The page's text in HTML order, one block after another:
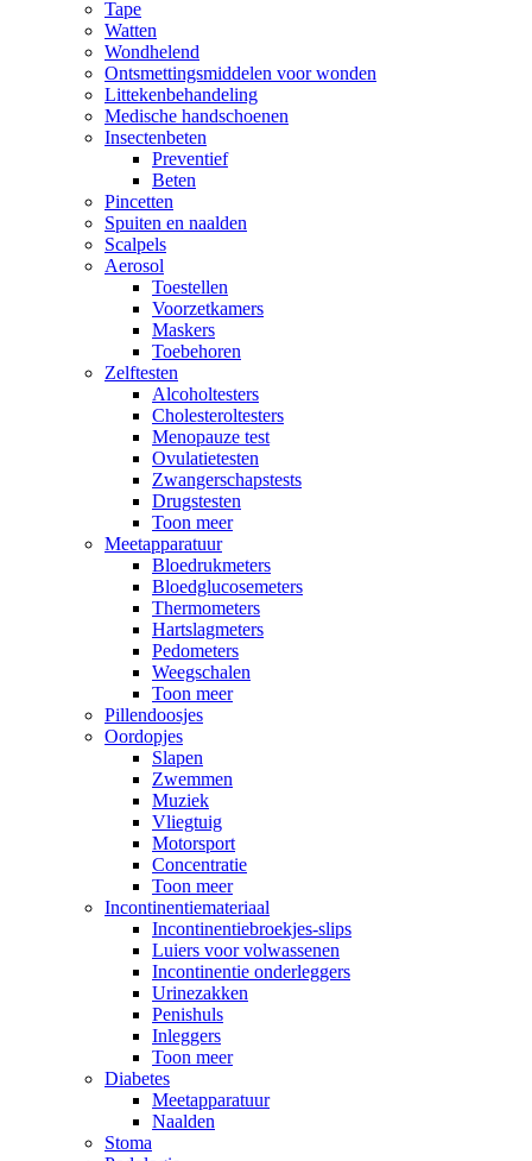
Tape
Watten
Wondhelend
Ontsmettingsmiddelen voor wonden
Littekenbehandeling
Medische handschoenen
Insectenbeten
Preventief
Beten
Pincetten
Spuiten en naalden
Scalpels
Aerosol
Toestellen
Voorzetkamers
Maskers
Toebehoren
Zelftesten
Alcoholtesters
Cholesteroltesters
Menopauze test
Ovulatietesten
Zwangerschapstests
Drugstesten
Toon meer
Meetapparatuur
Bloedrukmeters
Bloedglucosemeters
Thermometers
Hartslagmeters
Pedometers
Weegschalen
Toon meer
Pillendoosjes
Oordopjes
Slapen
Zwemmen
Muziek
Vliegtuig
Motorsport
Concentratie
Toon meer
Incontinentiemateriaal
Incontinentiebroekjes-slips
Luiers voor volwassenen
Incontinentie onderleggers
Urinezakken
Penishuls
Inleggers
Toon meer
Diabetes
Meetapparatuur
Naalden
Stoma